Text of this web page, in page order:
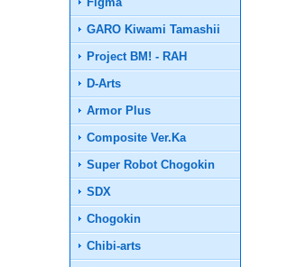
GARO Kiwami Tamashii
Project BM! - RAH
D-Arts
Armor Plus
Composite Ver.Ka
Super Robot Chogokin
SDX
Chogokin
Chibi-arts